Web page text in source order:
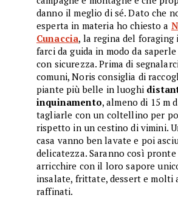
danno il meglio di sé. Dato che
esperta in materia ho chiesto a
Cunaccia, la regina del foraging
farci da guida in modo da
con sicurezza. Prima di
comuni, Noris consiglia di
piante più belle in luoghi
inquinamento, almeno di 15 m
tagliarle con un coltellino per
rispetto in un cestino di vimini.
casa vanno ben lavate e poi
delicatezza. Saranno così
arricchire con il loro sapore
insalate, frittate, dessert e
raffinati.